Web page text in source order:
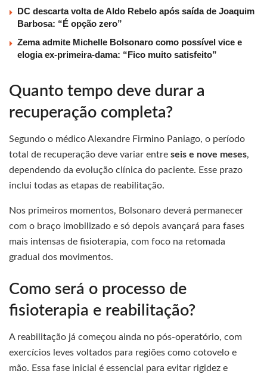
DC descarta volta de Aldo Rebelo após saída de Joaquim
Barbosa: “É opção zero”
Zema admite Michelle Bolsonaro como possível vice e
elogia ex-primeira-dama: “Fico muito satisfeito”
Quanto tempo deve durar a
recuperação completa?
Segundo o médico Alexandre Firmino Paniago, o período
total de recuperação deve variar entre seis e nove meses,
dependendo da evolução clínica do paciente. Esse prazo
inclui todas as etapas de reabilitação.
Nos primeiros momentos, Bolsonaro deverá permanecer
com o braço imobilizado e só depois avançará para fases
mais intensas de fisioterapia, com foco na retomada
gradual dos movimentos.
Como será o processo de
fisioterapia e reabilitação?
A reabilitação já começou ainda no pós-operatório, com
exercícios leves voltados para regiões como cotovelo e
mão. Essa fase inicial é essencial para evitar rigidez e